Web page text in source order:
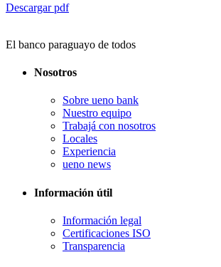
Descargar pdf
El banco paraguayo de todos
Nosotros
Sobre ueno bank
Nuestro equipo
Trabajá con nosotros
Locales
Experiencia
ueno news
Información útil
Información legal
Certificaciones ISO
Transparencia